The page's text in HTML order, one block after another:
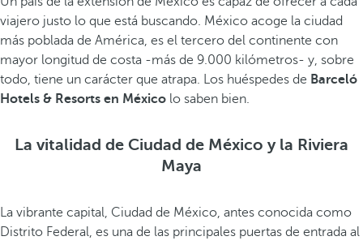
viajero justo lo que está buscando. México acoge la ciudad
más poblada de América, es el tercero del continente con
mayor longitud de costa -más de 9.000 kilómetros- y, sobre
todo, tiene un carácter que atrapa. Los huéspedes de Barceló
Hotels & Resorts en México lo saben bien.
La vitalidad de Ciudad de México y la Riviera
Maya
La vibrante capital, Ciudad de México, antes conocida como
Distrito Federal, es una de las principales puertas de entrada al